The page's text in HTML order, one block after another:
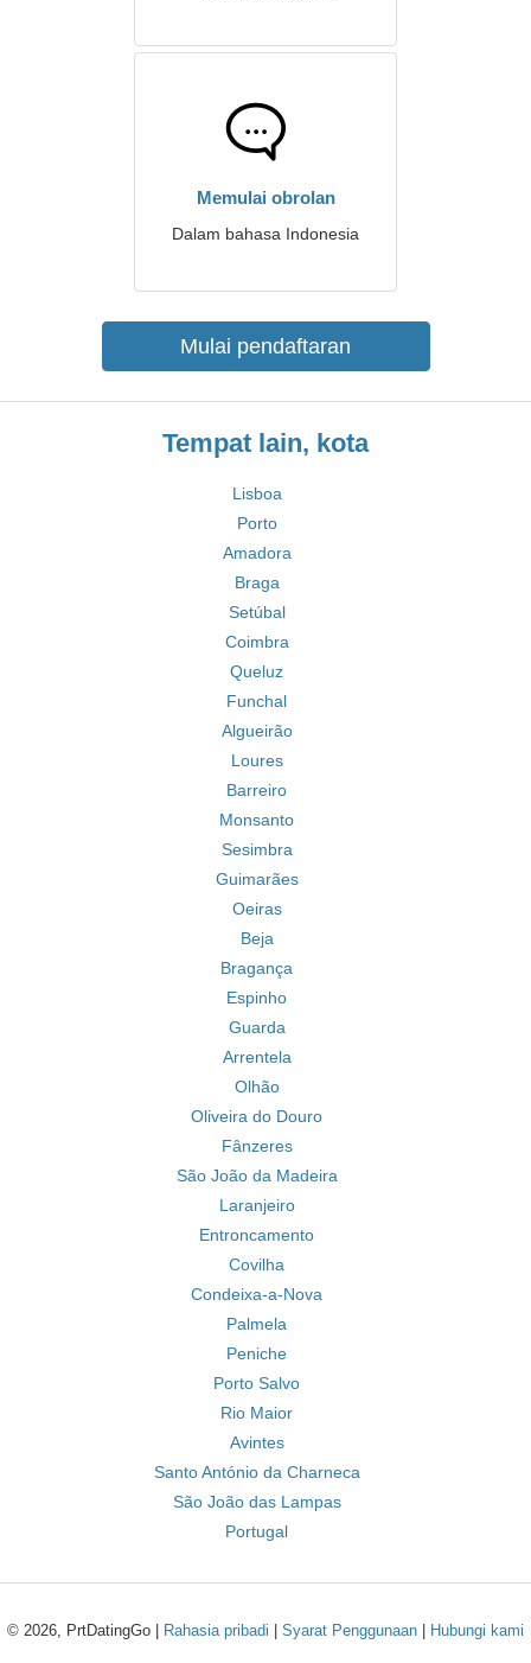
Memulai obrolan
Dalam bahasa Indonesia
Mulai pendaftaran
Tempat lain, kota
Lisboa
Porto
Amadora
Braga
Setúbal
Coimbra
Queluz
Funchal
Algueirão
Loures
Barreiro
Monsanto
Sesimbra
Guimarães
Oeiras
Beja
Bragança
Espinho
Guarda
Arrentela
Olhão
Oliveira do Douro
Fânzeres
São João da Madeira
Laranjeiro
Entroncamento
Covilha
Condeixa-a-Nova
Palmela
Peniche
Porto Salvo
Rio Maior
Avintes
Santo António da Charneca
São João das Lampas
Portugal
© 2026, PrtDatingGo | Rahasia pribadi Syarat Penggunaan Hubungi kami